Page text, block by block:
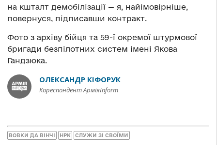
на кшталт демобілізації — я, найімовірніше,
повернуся, підписавши контракт.
Фото з архіву бійця та 59-ї окремої штурмової
бригади безпілотних систем імені Якова
Гандзюка.
ОЛЕКСАНДР КІФОРУК
Кореспондент АрміяInform
ВОВКИ ДА ВІНЧІ НРК СЛУЖИ ЗІ СВОЇМИ